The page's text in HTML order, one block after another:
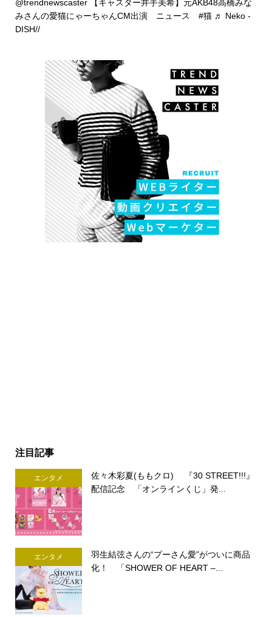
@trendnewscaster【キャスター井手美希】元AKB48高橋みな
みさんの愛猫にゃーちゃんCM出演 ニュース #猫 ♬ Neko -
DISH//
注目記事
エンタメ
佐々木彩夏(ももクロ) 『30 STREET!!!』
配信記念 「オンラインくじ」発...
エンタメ
羽生結弦さんの“プーさん愛”がついに商品
化！ 「SHOWER OF HEART –...